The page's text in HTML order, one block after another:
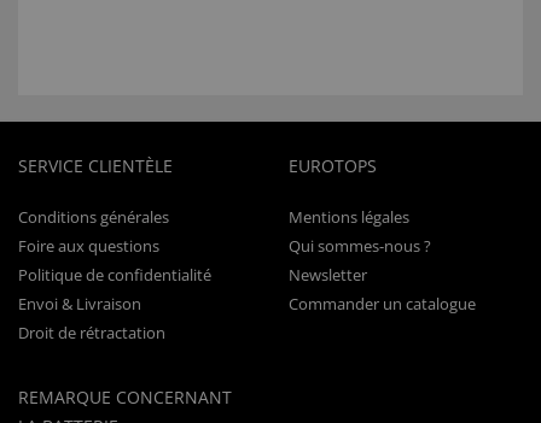
SERVICE CLIENTÈLE
Conditions générales
Foire aux questions
Politique de confidentialité
Envoi & Livraison
Droit de rétractation
REMARQUE CONCERNANT
EUROTOPS
Mentions légales
Qui sommes-nous ?
Newsletter
Commander un catalogue